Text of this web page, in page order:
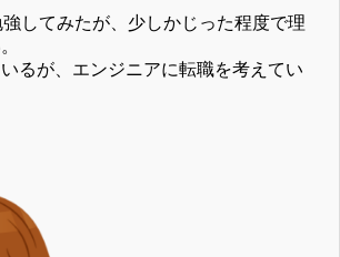
してみたが、少しかじった程度で理
るが、エンジニアに転職を考えてい